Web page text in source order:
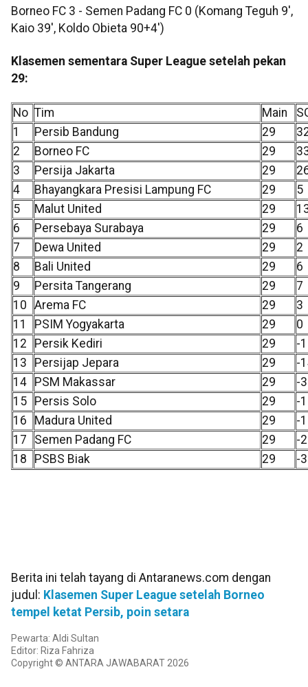
Borneo FC 3 - Semen Padang FC 0 (Komang Teguh 9',
Kaio 39', Koldo Obieta 90+4')
Klasemen sementara Super League setelah pekan
29:
No Tim Main
1
Persib Bandung 29
2
Borneo FC 29
3
Persija Jakarta 29
4
Bhayangkara Presisi Lampung FC 29
5
5
Malut United 29
6
Persebaya Surabaya 29
6
7
Dewa United 29
2
8
Bali United 29
6
9
Persita Tangerang 29
7
10 Arema FC 29
3
11
PSIM Yogyakarta 29
0
12
Persik Kediri 29
-
13
Persijap Jepara 29
-
14
PSM Makassar 29
-3
15
Persis Solo 29
-
16
Madura United 29
-
17
Semen Padang FC 29
-
18
PSBS Biak 29 -
Berita ini telah tayang di Antaranews.com dengan
judul: Klasemen Super League setelah Borneo
tempel ketat Persib, poin setara
Pewarta: Aldi Sultan
Editor: Riza Fahriza
Copyright © ANTARA JAWABARAT 2026